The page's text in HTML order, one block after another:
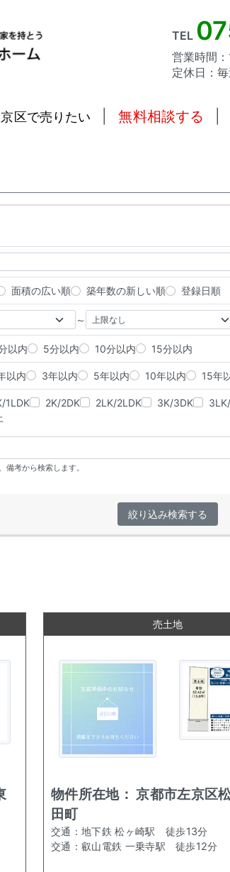
TEL
営業時間
定休日：
区で売りたい 無料相談する
面積の広い順 築年数の新しい順 登録日順
～
以内 5分以内 10分以内 15分以内
以内 3年以内 5年以内 10年以内 15年
1LDK 2K/2DK 2LK/2LDK 3K/3DK
考から検索します。
絞り込み検索する
売土地
物件所在地：京都市左京区
田町
交通： 地下鉄 松ヶ崎駅 徒歩13分
交通： 叡山電鉄 一乗寺駅 徒歩12分